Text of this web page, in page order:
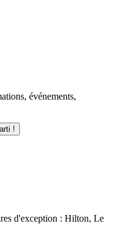
événements,
!
d'exception : Hilton, Le